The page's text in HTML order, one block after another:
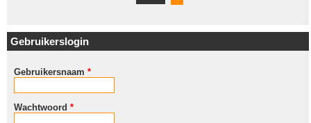
Gebruikerslogin
Gebruikersnaam *
Wachtwoord *